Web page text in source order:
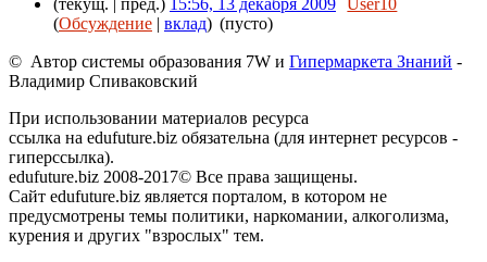
(Обсуждение | вклад) (пусто)
© Автор системы образования 7W и Гипермаркета Знаний -
Владимир Спиваковский
При использовании материалов ресурса
ссылка на edufuture.biz обязательна (для интернет ресурсов -
гиперссылка).
edufuture.biz 2008-2017© Все права защищены.
Сайт edufuture.biz является порталом, в котором не
предусмотрены темы политики, наркомании, алкоголизма,
курения и других "взрослых" тем.